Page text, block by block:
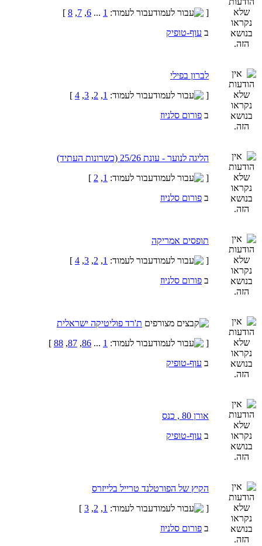
[
עבור לעמוד: 1
...
6
,
7
,
8
]
ב עוף-טופיק
לברון בפילי
[
עבור לעמוד: 1
,
2
,
3
,
4
]
ב פורום סלניוז
הליגה לנוער - עונת 25/26 (כשרונות העתיד)
[
עבור לעמוד: 1
,
2
]
ב פורום סלניוז
תופסים אמריקה
[
עבור לעמוד: 1
,
2
,
3
,
4
]
ב פורום סלניוז
ת'רד פוליטיקה ישראלית
[
עבור לעמוד: 1
...
86
,
87
,
88
]
ב עוף-טופיק
אורן 80 , כנס
ב עוף-טופיק
הקיץ של הפורטלנד טרייל בלייזרס
[
עבור לעמוד: 1
,
2
,
3
]
ב פורום סלניוז